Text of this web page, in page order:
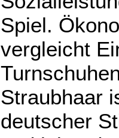
Spiel.
vergleicht
Straubhaar
deutscher